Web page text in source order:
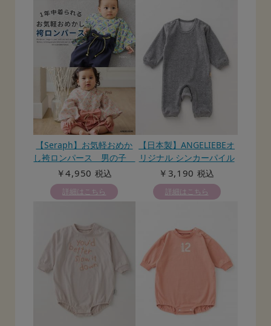
【Seraph】お気軽おめか
し袴ロンパース 男の子
女の子
￥4,950 税込
詳細はこちら
【日本製】ANGELIEBEオ
リジナル シンカーパイル
ロンパース
￥3,190 税込
詳細はこちら